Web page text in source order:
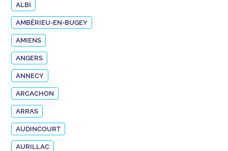
ALBI
AMBÉRIEU-EN-BUGEY
AMIENS
ANGERS
ANNECY
ARCACHON
ARRAS
AUDINCOURT
AURILLAC